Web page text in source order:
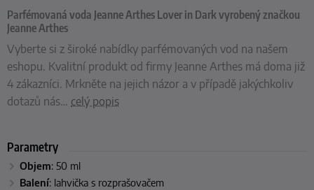
Parfémovaná voda Jeanne Arthes Lover in Dark vyrobený značkou
Jeanne Arthes
Vyberte si z široké nabídky parfémovaných vod na našem
eshopu. Kvalitní produkt od firmy Jeanne Arthes má doma již
4 zákazníci. Mrkněte na jejich názor a v případě jakýchkoliv
dotazů nás… celý popis
Parametry
Objem: 50 ml
Balení: lahvička s rozprašovačem